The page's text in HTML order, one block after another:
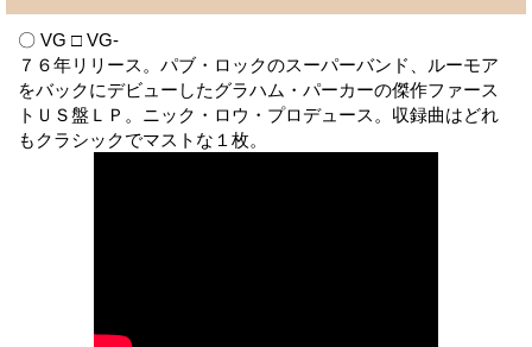
〇 VG □ VG-
７６年リリース。パブ・ロックのスーパーバンド、ルーモア
をバックにデビューしたグラハム・パーカーの傑作ファース
トＵＳ盤ＬＰ。ニック・ロウ・プロデュース。収録曲はどれ
もクラシックでマストな１枚。